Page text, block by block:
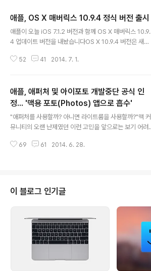
애플, OS X 매버릭스 10.9.4 정식 버전 출시
애플이 오늘 iOS 7.1.2 버전과 함께 OS X 매버릭스 10.9.
4 업데이트 버전을 내놨습니다OS X 10.9.4 버전은 새로
는 중요한 업데이트로, 매버릭스를 사용하고 있는 모든 맥
서 '드디어' 해결되었으며, 맥이 잠자기 모드에서 돌아올 때
신뢰성이 향상된 것으로 안내되고 있습니다. 또한, 한국어
번역이 누락된 것 같은데, 영문 릴리스 노트에는 맥 구동 시
애플 로고가 올바르게 표시되지 않는 문제가 해결되었다고
버전으로 판올림했고, 릴리스 노트에 없는 버그 상당 수도
52 41 2014. 7. 1.
애플, 애퍼처 및 아이포토 개발중단 공식 인
정... '맥용 포토(Photos) 앱으로 흡수'
"애퍼처를 사용할까? 아니면 라이트룸을 사용할까?"맥 커
뮤니티의 오랜 난제였던 이런 고민을 앞으로는 보기 어려
때문입니다. 단순 루머가 아니라 애플의 사실확인까지 마
앱으로 대체한다는 계획이 사실로 확인되었다고 밝혔습니
다. 또한 일반사용자를 대상으로 하는 '아이포토' 역시 단종
절차를 밝을 것이라고 전했습니다. 사실상 애플의 두 사진
관리 프로그램이 ‘포토’ 앱에 흡수합병된다는 얘기입니다.
“새로운 사진 앱과 아이클라우드 사진 보관함이 도입되면
서 여러분의 사진을 아이..
69 61 2014. 6. 28.
이 블로그 인기글